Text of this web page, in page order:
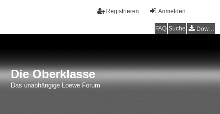
Anmelden
Registrieren
FAQ Suche Downloads
Die Oberklasse
Das unabhängige Loewe Forum